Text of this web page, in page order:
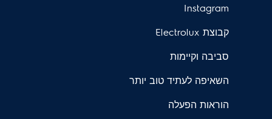
Instagram
קבוצת Electrolux
סביבה וקיימות
השאיפה לעתיד טוב יותר
הוראות הפעלה